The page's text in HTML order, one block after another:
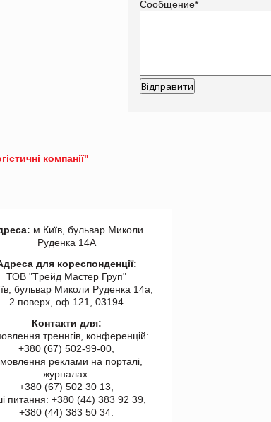
Сообщение*
компанії"
м.Київ, бульвар Миколи
Руденка 14А
для кореспонденції:
ТОВ "Tрейд Мастер Груп"
бульвар Миколи Руденка 14а,
2 поверх, оф 121, 03194
Контакти для:
треннгів, конференцій:
+380 (67) 502-99-00,
реклами на порталі,
журналах:
+380 (67) 502 30 13,
питання: +380 (44) 383 92 39,
+380 (44) 383 50 34.